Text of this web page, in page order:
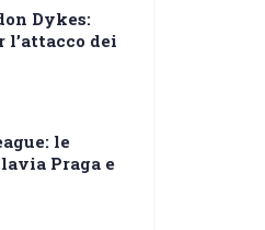
Dykes:
l’attacco dei
le
Praga e